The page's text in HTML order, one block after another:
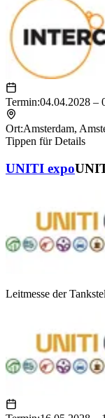
Termin:04.04.2028 –
Ort:Amsterdam,
Tippen für Details
UNITI expo
Leitmesse der